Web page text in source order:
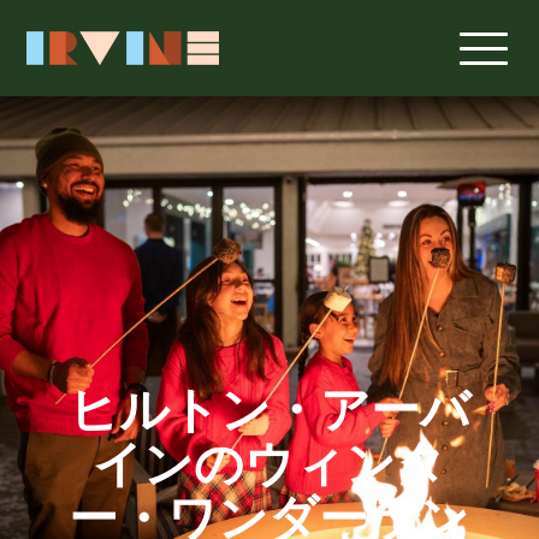
ヒルトン・アーバ
インのウィンタ
ー・ワンダーラン